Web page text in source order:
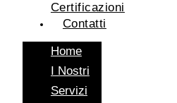
Certificazioni
Contatti
Home
I Nostri
Servizi